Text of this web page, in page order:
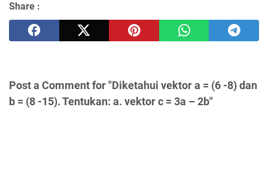
Share :
Post a Comment for "Diketahui vektor a = (6 -8) dan
b = (8 -15). Tentukan: a. vektor c = 3a – 2b"